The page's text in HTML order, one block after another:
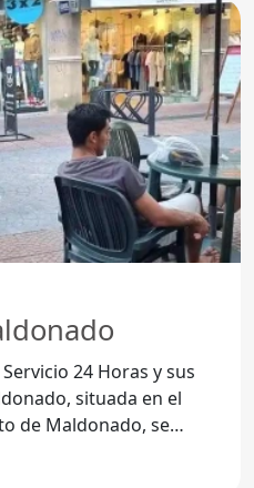
24 Horas y sus
de Maldonado, se